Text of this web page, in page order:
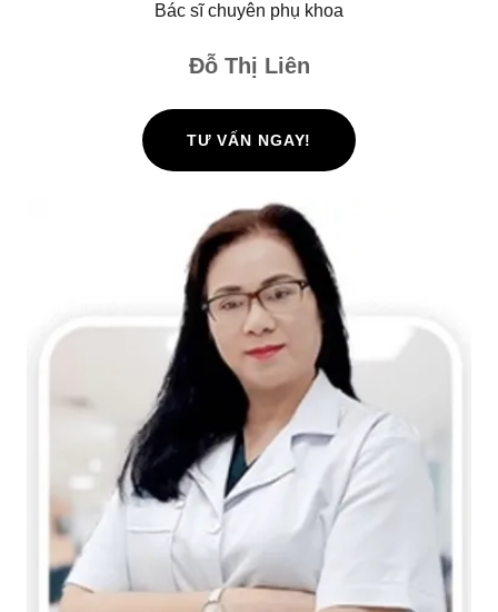
Bác sĩ chuyên phụ khoa
Đỗ Thị Liên
TƯ VẤN NGAY!